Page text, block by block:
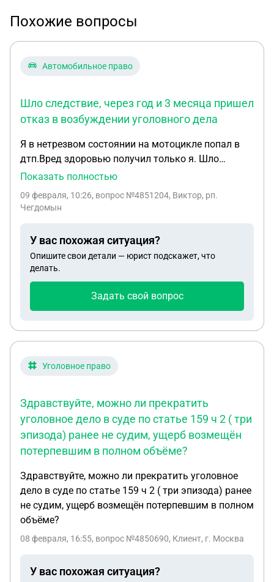
Похожие вопросы
Автомобильное право
Шло следствие, через год и 3 месяца пришел
отказ в возбуждении уголовного дела
Я в нетрезвом состоянии на мотоцикле попал в
дтп.Вред здоровью получил только я. Шло
следствие, через год и 3 месяца пришел отказ в
Сейчас уже прошло полтора года. Пока прав не
Показать полностью
09 февраля, 10:26, вопрос №4851204, Виктор, рп.
Чегдомын
У вас похожая ситуация?
Опишите свои детали — юрист подскажет, что
делать.
Задать свой вопрос
Уголовное право
Здравствуйте, можно ли прекратить
уголовное дело в суде по статье 159 ч 2 ( три
эпизода) ранее не судим, ущерб возмещён
потерпевшим в полном объёме?
Здравствуйте, можно ли прекратить уголовное
дело в суде по статье 159 ч 2 ( три эпизода) ранее
не судим, ущерб возмещён потерпевшим в полном
объёме?
08 февраля, 16:55, вопрос №4850690, Клиент, г. Москва
У вас похожая ситуация?